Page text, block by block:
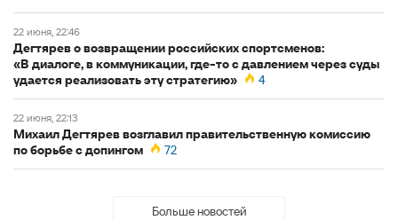
22 июня, 22:46
Дегтярев о возвращении российских спортсменов:
«В диалоге, в коммуникации, где‑то с давлением через суды
удается реализовать эту стратегию»
4
22 июня, 22:13
Михаил Дегтярев возглавил правительственную комиссию
по борьбе с допингом
72
Больше новостей